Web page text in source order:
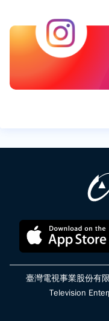
臺灣電視事業股份有
Television